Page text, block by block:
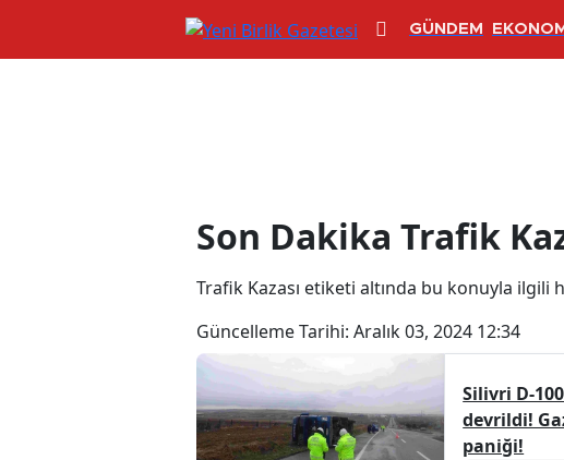
GÜNDEM EKONOMİ
Son Dakika Trafik
Trafik Kazası etiketi altında bu konuyla
Güncelleme Tarihi: Aralık 03, 2024 12:34
Silivri D-
devrildi!
paniği!